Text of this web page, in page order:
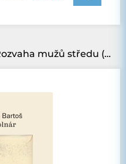
F. M. Bartoš – A. Molnár: Rozvaha mužů středu (korespondence 1944–1972)